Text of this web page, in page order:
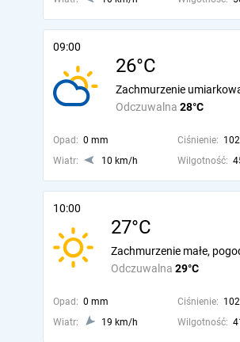
09:00
26°C
Odczuwalna 28°C
Zachmurzenie
Opad: 0 mm Ciśnienie:
Wiatr:
10 km/h Wilgotność:
10:00
27°C
Odczuwalna 29°C
Zachmurzenie małe,
Opad: 0 mm Ciśnienie:
Wiatr:
19 km/h Wilgotność: